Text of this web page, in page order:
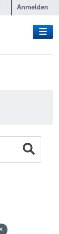
Anmelden